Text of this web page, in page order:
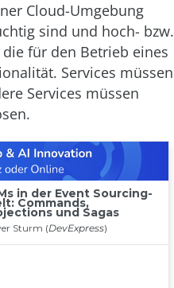
Cloud-Umgebung
sind und hoch- bzw.
für den Betrieb eines
Services müssen
Services müssen